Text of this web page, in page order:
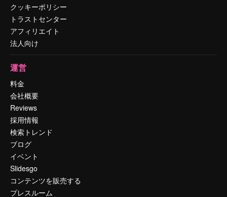
クッキーポリシー
トラストセンター
アフィリエイト
法人向け
運営
料金
会社概要
Reviews
採用情報
検索トレンド
ブログ
イベント
Slidesgo
コンテンツを販売する
プレスルーム